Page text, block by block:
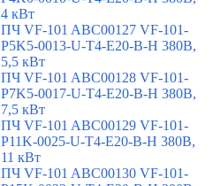
4 кВт
ПЧ VF-101 ABC00127 VF-101-
P5K5-0013-U-T4-E20-B-H 380В,
5,5 кВт
ПЧ VF-101 ABC00128 VF-101-
P7K5-0017-U-T4-E20-B-H 380В,
7,5 кВт
ПЧ VF-101 ABC00129 VF-101-
P11K-0025-U-T4-E20-B-H 380В,
11 кВт
ПЧ VF-101 ABC00130 VF-101-